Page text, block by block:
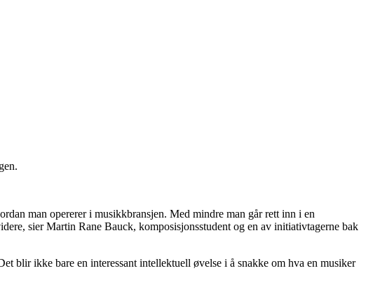
man opererer i musikkbransjen. Med mindre man går rett inn i en
sier Martin Rane Bauck, komposisjonsstudent og en av initiativtagerne bak
blir ikke bare en interessant intellektuell øvelse i å snakke om hva en musiker